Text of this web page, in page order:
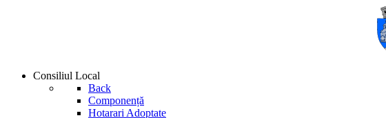
Consiliul Local
Back
Componență
Hotarari Adoptate